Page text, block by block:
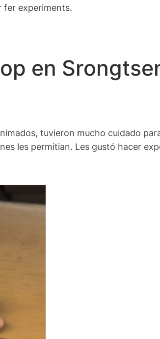
fer experiments.
en
tuvieron mucho cuidado
les permitian. Les gustó hacer